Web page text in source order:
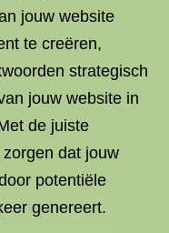
jouw website
te creëren,
strategisch
jouw website in
de juiste
dat jouw
potentiële
genereert.